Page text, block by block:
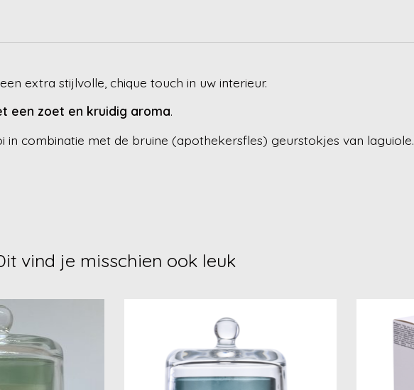
extra stijlvolle, chique touch in uw interieur.
een zoet en kruidig aroma.
combinatie met de bruine (apothekersfles) geurstokjes van laguiole.
vind je misschien ook leuk